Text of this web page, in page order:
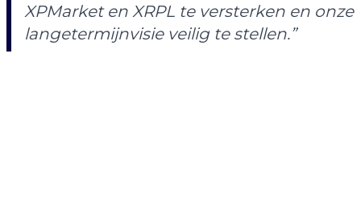
XPMarket en XRPL te versterken en onze
langetermijnvisie veilig te stellen.”